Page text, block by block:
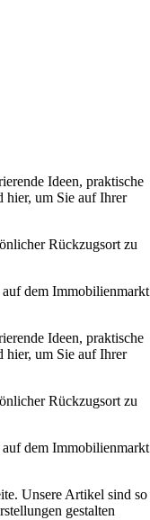
Ideen, praktische
hier, um Sie auf Ihrer
Rückzugsort zu
dem Immobilienmarkt
Ideen, praktische
hier, um Sie auf Ihrer
Rückzugsort zu
dem Immobilienmarkt
Unsere Artikel sind so
gestalten